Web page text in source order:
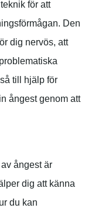
för att
Den
dig nervös, att
till hjälp för
ångest genom att
ångest är
dig att känna
du kan